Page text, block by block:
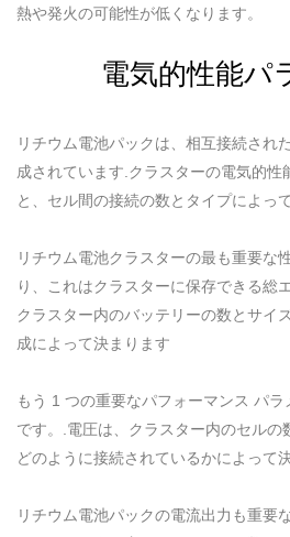
熱や発火の可能性が低くなります。
電気的性能パ
リチウム電池パックは、相互接続され
成されています.クラスターの電気的性
と、セル間の接続の数とタイプによっ
リチウム電池クラスターの最も重要な
り、これはクラスターに保存できる総
クラスター内のバッテリーの数とサイ
成によって決まります
もう 1 つの重要なパフォーマンス パ
です。.電圧は、クラスター内のセルの
どのように接続されているかによって
リチウム電池パックの電流出力も重要